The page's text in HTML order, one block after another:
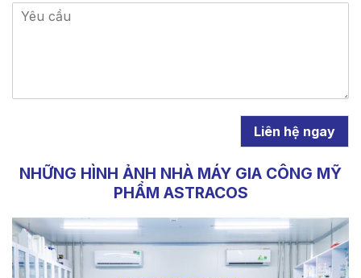
Liên hệ ngay
NHỮNG HÌNH ẢNH NHÀ MÁY GIA CÔNG MỸ
PHẨM ASTRACOS